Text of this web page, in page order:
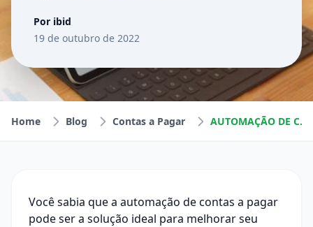
Por ibid
19 de outubro de 2022
Home Blog Contas a Pagar AUTOMAÇÃO DE CONTAS A PAGAR: POR QUE INVESTIR?
Você sabia que a automação de contas a pagar
pode ser a solução ideal para melhorar seu